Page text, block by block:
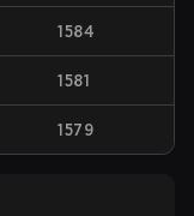
1584
1581
1579